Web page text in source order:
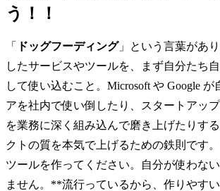
う！！
「 ドッグフーディング」という言葉があ
したサービスやツールを、まず自分たち
して使い込むこと。Microsoft や Google が
アを社内で使い倒したり、スタートアッ
を業務に深く組み込んで磨き上げたりす
クトの質を本気で上げるための鉄則です
ツールを作ってください。自分が使わな
ません。**流行っているから、作りやす